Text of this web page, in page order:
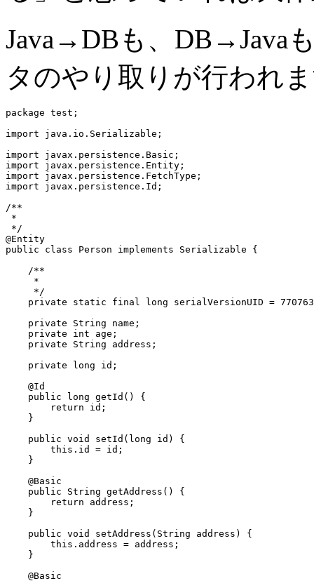
Java→DBも、DB→Java
タのやり取りが行われ
package test;
import java.io.Serializable;
import javax.persistence.Basic;
import javax.persistence.Entity;
import javax.persistence.FetchType;
import javax.persistence.Id;
/**
*
*/
@Entity
public class Person implements Serializable {
    /**
     *
     */
private static final long serialVersionUID =
    private String name;
    private int age;
    private String address;
    private long id;
    @Id
    public long getId() {
        return id;
    }
    public void setId(long id) {
        this.id = id;
    }
    @Basic
    public String getAddress() {
        return address;
    }
    public void setAddress(String address) {
        this.address = address;
    }
    @Basic